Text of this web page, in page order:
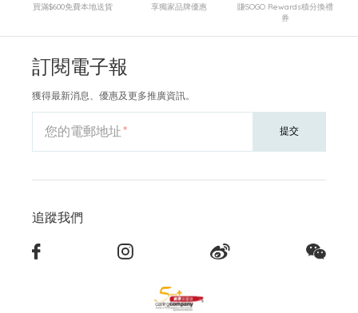
買滿$600免費本地送貨 享獨家品牌優惠
賺SOGO Rewards積分換禮
券
訂閱電子報
獲得最新消息、優惠及更多推廣資訊。
您的電郵地址 提交
追蹤我們